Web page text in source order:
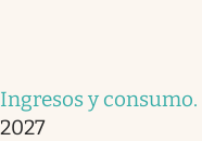
Ingresos y consumo.
2027